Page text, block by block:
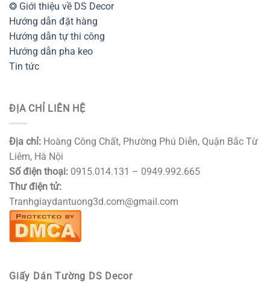
❂ Giới thiệu về DS Decor
Hướng dẫn đặt hàng
Hướng dẫn tự thi công
Hướng dẫn pha keo
Tin tức
ĐỊA CHỈ LIÊN HỆ
Địa chỉ: Hoàng Công Chất, Phường Phú Diễn, Quận Bắc Từ
Liêm, Hà Nội
Số điện thoại: 0915.014.131 – 0949.992.665
Thư điện tử:
Tranhgiaydantuong3d.com@gmail.com
Giấy Dán Tường DS Decor